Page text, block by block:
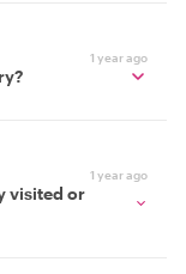
1 year ago
1 year ago
visited or